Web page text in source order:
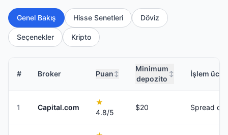
Genel Bakış Hisse Senetleri Döviz
Seçenekler Kripto
# Broker Puan ↕
Minimum
depozito
↕ İşlem
1 Capital.com
★
4.8/5
$20 Spread